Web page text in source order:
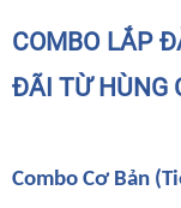
COMBO LẮP
ĐÃI TỪ HÙNG
Combo Cơ Bản